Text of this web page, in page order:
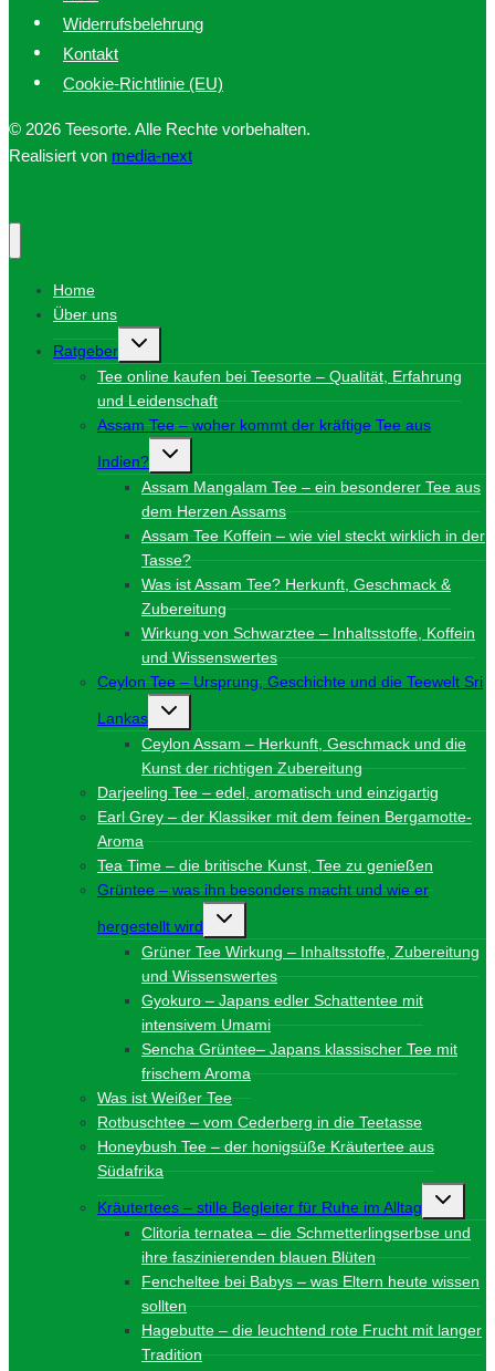
Widerrufsbelehrung
Kontakt
Cookie-Richtlinie (EU)
© 2026 Teesorte. Alle Rechte vorbehalten.
Realisiert von media-next
Home
Über uns
Ratgeber
Untermenü
umschalten
Tee online kaufen bei Teesorte – Qualität, Erfahrung
und Leidenschaft
Assam Tee – woher kommt der kräftige Tee aus
Indien?
Untermenü
umschalten
Assam Mangalam Tee – ein besonderer Tee aus
dem Herzen Assams
Assam Tee Koffein – wie viel steckt wirklich in der
Tasse?
Was ist Assam Tee? Herkunft, Geschmack &
Zubereitung
Wirkung von Schwarztee – Inhaltsstoffe, Koffein
und Wissenswertes
Ceylon Tee – Ursprung, Geschichte und die Teewelt Sri
Lankas
Untermenü
umschalten
Ceylon Assam – Herkunft, Geschmack und die
Kunst der richtigen Zubereitung
Darjeeling Tee – edel, aromatisch und einzigartig
Earl Grey – der Klassiker mit dem feinen Bergamotte-
Aroma
Tea Time – die britische Kunst, Tee zu genießen
Grüntee – was ihn besonders macht und wie er
hergestellt wird
Untermenü
umschalten
Grüner Tee Wirkung – Inhaltsstoffe, Zubereitung
und Wissenswertes
Gyokuro – Japans edler Schattentee mit
intensivem Umami
Sencha Grüntee– Japans klassischer Tee mit
frischem Aroma
Was ist Weißer Tee
Rotbuschtee – vom Cederberg in die Teetasse
Honeybush Tee – der honigsüße Kräutertee aus
Südafrika
Kräutertees – stille Begleiter für Ruhe im Alltag
Clitoria ternatea – die Schmetterlingserbse und
ihre faszinierenden blauen Blüten
Fencheltee bei Babys – was Eltern heute wissen
sollten
Hagebutte – die leuchtend rote Frucht mit langer
Tradition